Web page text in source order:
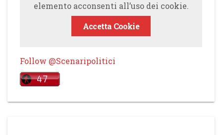
elemento acconsenti all’uso dei cookie.
Accetta Cookie
Follow @Scenaripolitici